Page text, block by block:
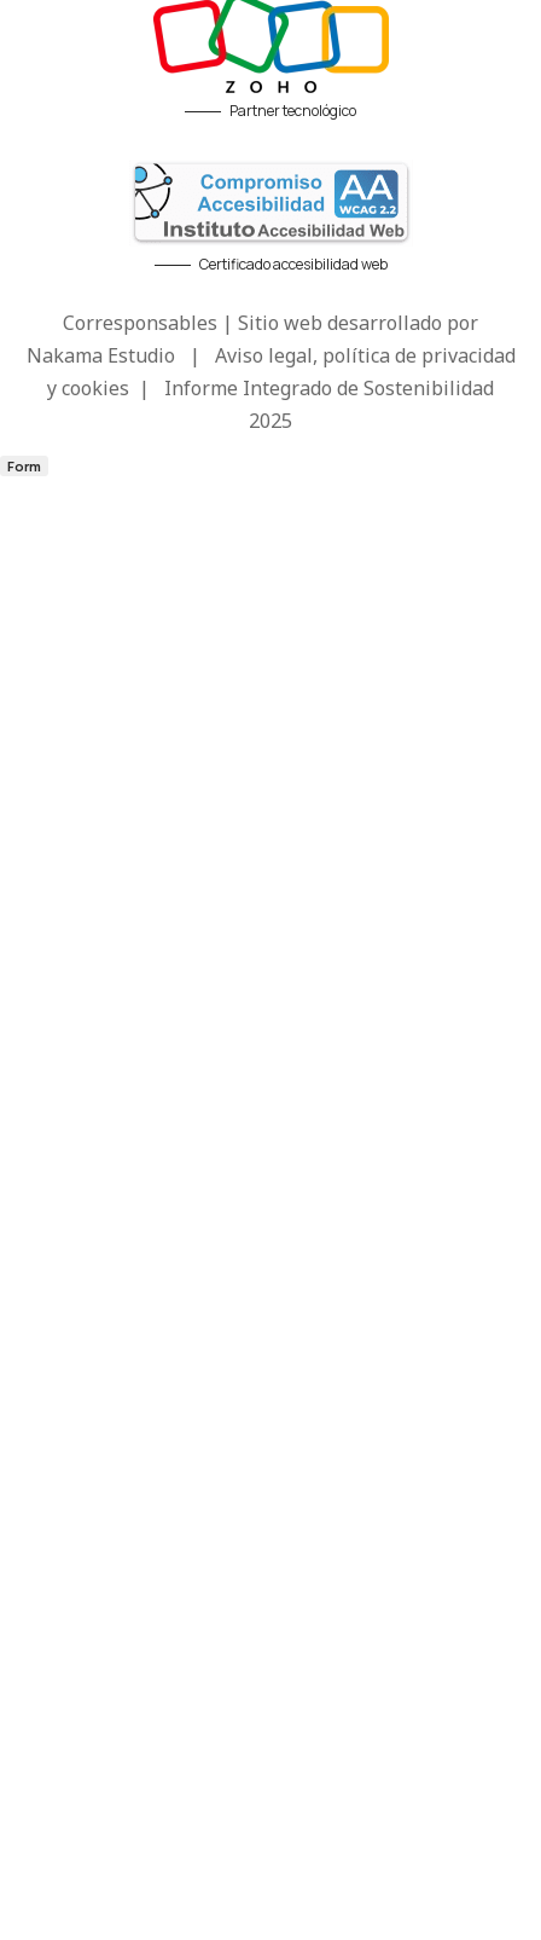
Partner tecnológico
Certificado accesibilidad web
Corresponsables | Sitio web desarrollado por
Nakama Estudio | Aviso legal, política de privacidad
y cookies | Informe Integrado de Sostenibilidad
2025
Form